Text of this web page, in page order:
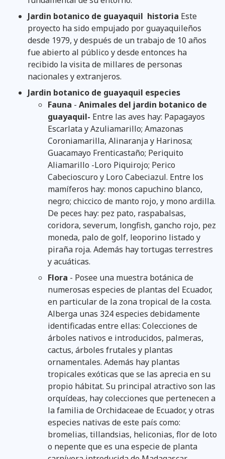
Jardin botanico de guayaquil historia Este
proyecto ha sido empujado por guayaquileños
desde 1979, y después de un trabajo de 10 años
fue abierto al público y desde entonces ha
recibido la visita de millares de personas
nacionales y extranjeros.
Jardin botanico de guayaquil especies
Fauna - Animales del jardin botanico de
guayaquil- Entre las aves hay: Papagayos
Escarlata y Azuliamarillo; Amazonas
Coroniamarilla, Alinaranja y Harinosa;
Guacamayo Frenticastaño; Periquito
Aliamarillo -Loro Piquirojo; Perico
Cabecioscuro y Loro Cabeciazul. Entre los
mamíferos hay: monos capuchino blanco,
negro; chiccico de manto rojo, y mono ardilla.
De peces hay: pez pato, raspabalsas,
coridora, severum, longfish, gancho rojo, pez
moneda, palo de golf, leoporino listado y
piraña roja. Además hay tortugas terrestres
y acuáticas.
Flora - Posee una muestra botánica de
numerosas especies de plantas del Ecuador,
en particular de la zona tropical de la costa.
Alberga unas 324 especies debidamente
identificadas entre ellas: Colecciones de
árboles nativos e introducidos, palmeras,
cactus, árboles frutales y plantas
ornamentales. Además hay plantas
tropicales exóticas que se las aprecia en su
propio hábitat. Su principal atractivo son las
orquídeas, hay colecciones que pertenecen a
la familia de Orchidaceae de Ecuador, y otras
especies nativas de este país como:
bromelias, tillandsias, heliconias, flor de loto
o nepente que es una especie de planta